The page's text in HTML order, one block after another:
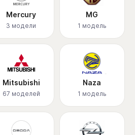
Mercury
3 модели
MG
1 модель
Mitsubishi
67 моделей
Naza
1 модель